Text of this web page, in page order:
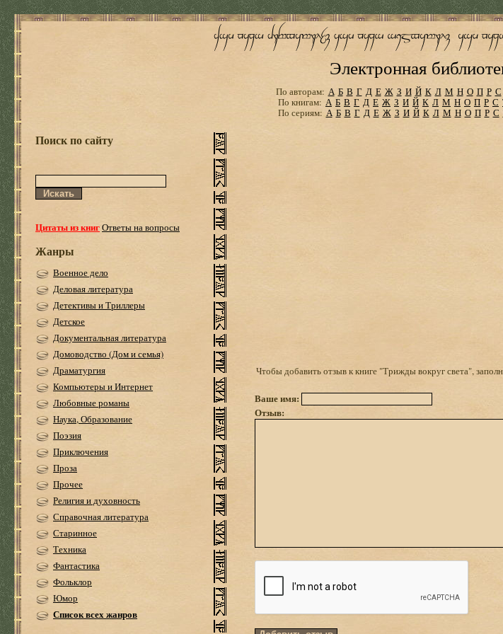
Электронная
По авторам: А Б В Г Д Е Ж З И Й К Л М Н О П Р С
По книгам: А Б В Г Д Е Ж З И Й К Л М Н О П Р С
По сериям: А Б В Г Д Е Ж З И Й К Л М Н О П Р С
Поиск по сайту
Цитаты из книгОтветы на вопросы
Жанры
Военное дело
Деловая литература
Детективы и Триллеры
Детское
Документальная литература
Домоводство (Дом и семья)
Драматургия
Компьютеры и Интернет
Любовные романы
Наука, Образование
Поэзия
Приключения
Проза
Прочее
Религия и духовность
Справочная литература
Старинное
Техника
Фантастика
Фольклор
Юмор
Список всех жанров
Чтобы добавить отзыв к книге "Трижды вокруг света",
Ваше имя:
Отзыв: